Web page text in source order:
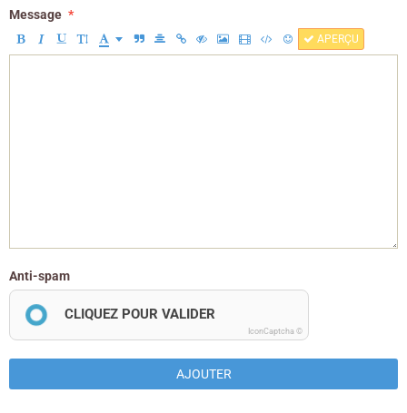
Message
APERÇU
Anti-spam
CLIQUEZ POUR VALIDER
IconCaptcha ©
AJOUTER